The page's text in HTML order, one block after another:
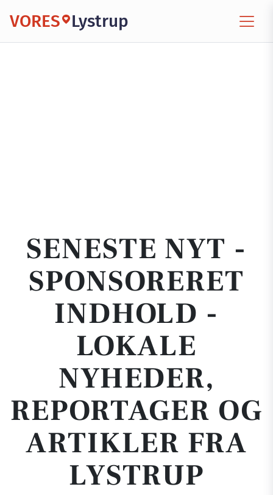
VORES Lystrup
SENESTE NYT -
SPONSORERET
INDHOLD -
LOKALE
NYHEDER,
REPORTAGER OG
ARTIKLER FRA
LYSTRUP